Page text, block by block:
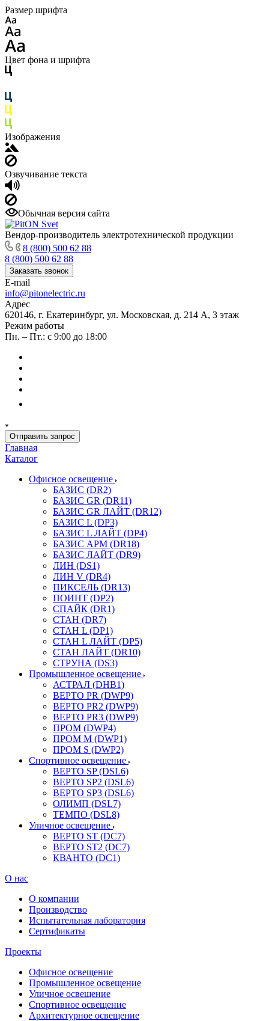
Размер шрифта
Цвет фона и шрифта
Изображения
Озвучивание текста
Обычная версия сайта
Вендор-производитель электротехнической продукции
8 (800) 500 62 88
8 (800) 500 62 88
Заказать звонок
E-mail
info@pitonelectric.ru
Адрес
620146, г. Екатеринбург, ул. Московская, д. 214 А, 3 этаж
Режим работы
Пн. – Пт.: с 9:00 до 18:00
Отправить запрос
Главная
Каталог
Офисное освещение
БАЗИС (DR2)
БАЗИС GR (DR11)
БАЗИС GR ЛАЙТ (DR12)
БАЗИС L (DP3)
БАЗИС L ЛАЙТ (DP4)
БАЗИС АРМ (DR18)
БАЗИС ЛАЙТ (DR9)
ЛИН (DS1)
ЛИН V (DR4)
ПИКСЕЛЬ (DR13)
ПОИНТ (DP2)
СПАЙК (DR1)
СТАН (DR7)
СТАН L (DP1)
СТАН L ЛАЙТ (DP5)
СТАН ЛАЙТ (DR10)
СТРУНА (DS3)
Промышленное освещение
АСТРАЛ (DHB1)
ВЕРТО PR (DWP9)
ВЕРТО PR2 (DWP9)
ВЕРТО PR3 (DWP9)
ПРОМ (DWP4)
ПРОМ M (DWP1)
ПРОМ S (DWP2)
Спортивное освещение
ВЕРТО SP (DSL6)
ВЕРТО SP2 (DSL6)
ВЕРТО SP3 (DSL6)
ОЛИМП (DSL7)
ТЕМПО (DSL8)
Уличное освещение
ВЕРТО ST (DC7)
ВЕРТО ST2 (DC7)
КВАНТО (DC1)
О нас
О компании
Производство
Испытательная лаборатория
Сертификаты
Проекты
Офисное освещение
Промышленное освещение
Уличное освещение
Спортивное освещение
Архитектурное освещение